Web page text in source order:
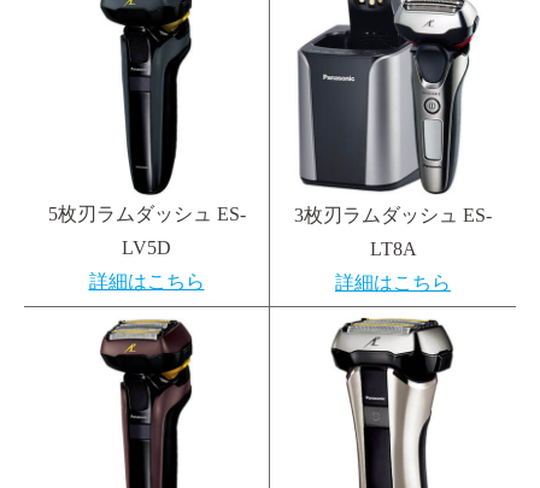
5枚刃ラムダッシュ ES-
LV5D
詳細はこちら
3枚刃ラムダッシュ ES-
LT8A
詳細はこちら